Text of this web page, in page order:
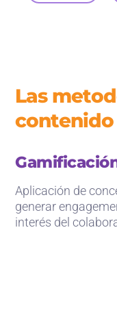
Las
contenido
Aplicación de
generar
interés del